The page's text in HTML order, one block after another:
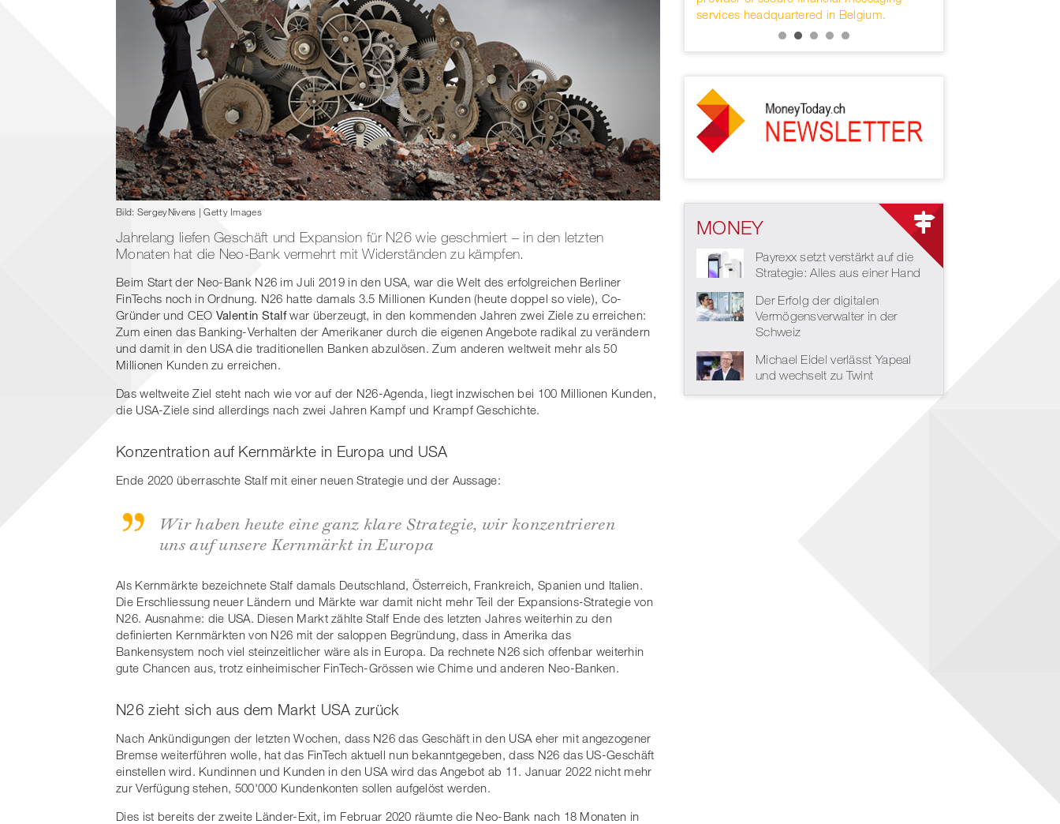
Bild: SergeyNivens | Getty Images
Jahrelang liefen Geschäft und Expansion für N26 wie geschmiert – in den letzten
Monaten hat die Neo-Bank vermehrt mit Widerständen zu kämpfen.
Beim Start der Neo-Bank N26 im Juli 2019 in den USA, war die Welt des erfolgreichen Berliner
FinTechs noch in Ordnung. N26 hatte damals 3.5 Millionen Kunden (heute doppel so viele), Co-
Gründer und CEO Valentin Stalfwar überzeugt, in den kommenden Jahren zwei Ziele zu erreichen:
Zum einen das Banking-Verhalten der Amerikaner durch die eigenen Angebote radikal zu verändern
und damit in den USA die traditionellen Banken abzulösen. Zum anderen weltweit mehr als 50
Millionen Kunden zu erreichen.
Das weltweite Ziel steht nach wie vor auf der N26-Agenda, liegt inzwischen bei 100 Millionen Kunden,
die USA-Ziele sind allerdings nach zwei Jahren Kampf und Krampf Geschichte.
Konzentration auf Kernmärkte in Europa und USA
Ende 2020 überraschte Stalf mit einer neuen Strategie und der Aussage:
Wir haben heute eine ganz klare Strategie, wir konzentrieren
uns auf unsere Kernmärkt in Europa
Als Kernmärkte bezeichnete Stalf damals Deutschland, Österreich, Frankreich, Spanien und Italien.
Die Erschliessung neuer Ländern und Märkte war damit nicht mehr Teil der Expansions-Strategie von
N26. Ausnahme: die USA. Diesen Markt zählte Stalf Ende des letzten Jahres weiterhin zu den
definierten Kernmärkten von N26 mit der saloppen Begründung, dass in Amerika das
Bankensystem noch viel steinzeitlicher wäre als in Europa. Da rechnete N26 sich offenbar weiterhin
gute Chancen aus, trotz einheimischer FinTech-Grössen wie Chime und anderen Neo-Banken.
N26 zieht sich aus dem Markt USA zurück
Nach Ankündigungen der letzten Wochen, dass N26 das Geschäft in den USA eher mit angezogener
Bremse weiterführen wolle, hat das FinTech aktuell nun bekanntgegeben, dass N26 das US-Geschäft
einstellen wird. Kundinnen und Kunden in den USA wird das Angebot ab 11. Januar 2022 nicht mehr
zur Verfügung stehen, 500'000 Kundenkonten sollen aufgelöst werden.
Dies ist bereits der zweite Länder-Exit, im Februar 2020 räumte die Neo-Bank nach 18 Monaten in
services headquartered in Belgium.
MONEY
Payrexx setzt verstärkt auf die
Strategie: Alles aus einer Hand
Der Erfolg der digitalen
Vermögensverwalter in der
Schweiz
Michael Eidel verlässt Yapeal
und wechselt zu Twint